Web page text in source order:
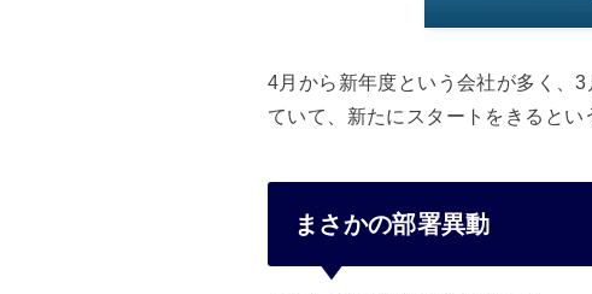
4月から新年度という会社が多く、
ていて、新たにスタートをきるとい
まさかの部署異動